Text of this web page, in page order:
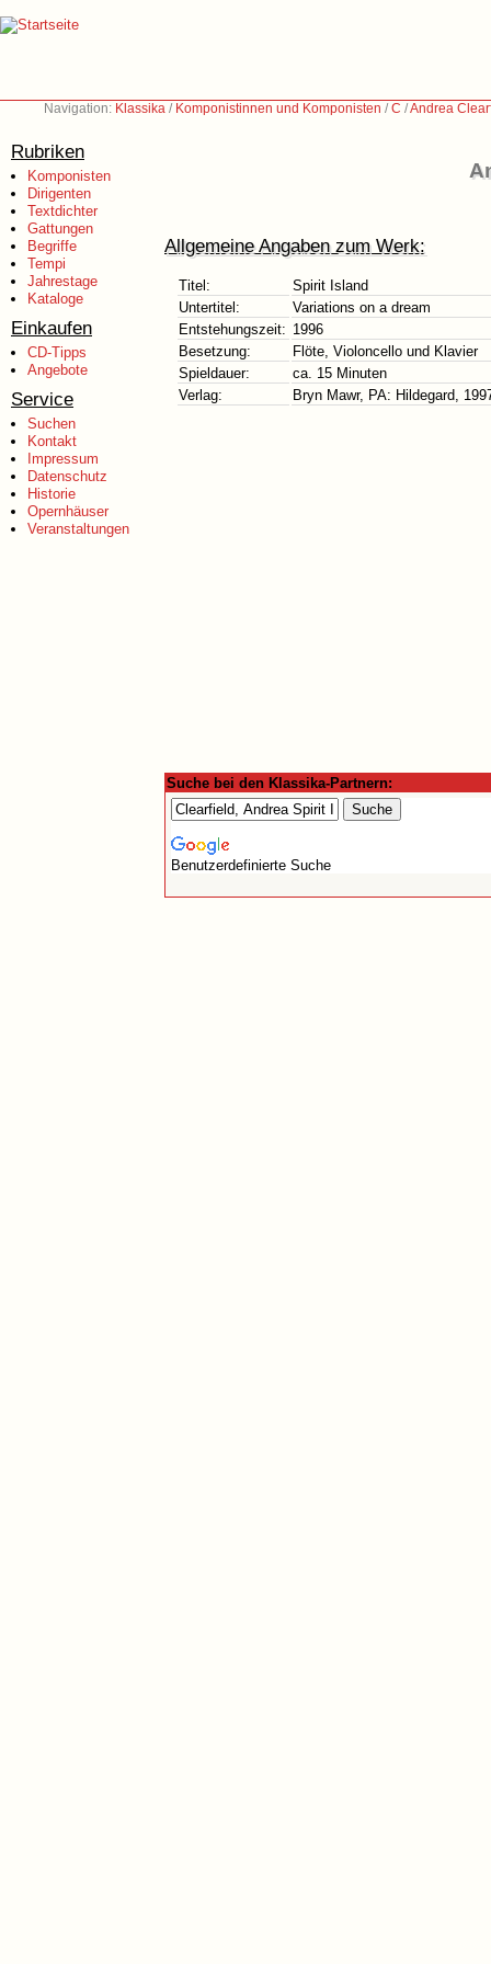
Navigation: Klassika / Komponistinnen und Komponisten /C /Andrea
Rubriken
Komponisten
Dirigenten
Textdichter
Gattungen
Begriffe
Tempi
Jahrestage
Kataloge
Einkaufen
CD-Tipps
Angebote
Service
Suchen
Kontakt
Impressum
Datenschutz
Historie
Opernhäuser
Veranstaltungen
Allgemeine Angaben zum Werk:
Titel:
Spirit Island
Untertitel:
Variations on a dream
Entstehungszeit: 1996
Besetzung:
Flöte, Violoncello und Klavier
Spieldauer:
ca. 15 Minuten
Verlag:
Bryn Mawr, PA: Hildegard,
Suche bei den Klassika-Partnern:
Benutzerdefinierte Suche